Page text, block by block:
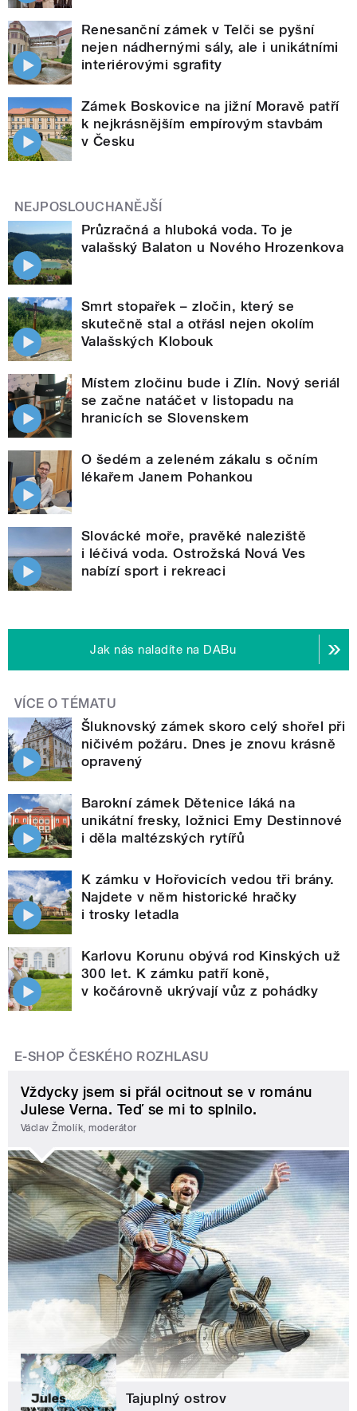
Renesanční zámek v Telči se pyšní
nejen nádhernými sály, ale i unikátními
interiérovými sgrafity
Zámek Boskovice na jižní Moravě patří
k nejkrásnějším empírovým stavbám
v Česku
NEJPOSLOUCHANĚJŠÍ
Průzračná a hluboká voda. To je
valašský Balaton u Nového Hrozenkova
Smrt stopařek – zločin, který se
skutečně stal a otřásl nejen okolím
Valašských Klobouk
Místem zločinu bude i Zlín. Nový seriál
se začne natáčet v listopadu na
hranicích se Slovenskem
O šedém a zeleném zákalu s očním
lékařem Janem Pohankou
Slovácké moře, pravěké naleziště
i léčivá voda. Ostrožská Nová Ves
nabízí sport i rekreaci
Jak nás naladíte na DABu
VÍCE O TÉMATU
Šluknovský zámek skoro celý shořel při
ničivém požáru. Dnes je znovu krásně
opravený
Barokní zámek Dětenice láká na
unikátní fresky, ložnici Emy Destinnové
i děla maltézských rytířů
K zámku v Hořovicích vedou tři brány.
Najdete v něm historické hračky
i trosky letadla
Karlovu Korunu obývá rod Kinských už
300 let. K zámku patří koně,
v kočárovně ukrývají vůz z pohádky
E-SHOP ČESKÉHO ROZHLASU
Vždycky jsem si přál ocitnout se v románu
Julese Verna. Teď se mi to splnilo.
Václav Žmolík, moderátor
Tajuplný ostrov